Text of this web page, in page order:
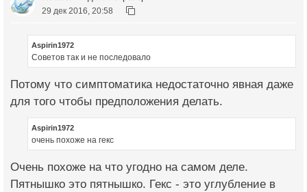
29 дек 2016, 20:58
Aspirin1972
Советов так и не последовало
Потому что симптоматика недостаточно явная даже
для того чтобы предположения делать.
Aspirin1972
очень похоже на гекс
Очень похоже на что угодно на самом деле.
Пятнышко это пятнышко. Гекс - это углубление в